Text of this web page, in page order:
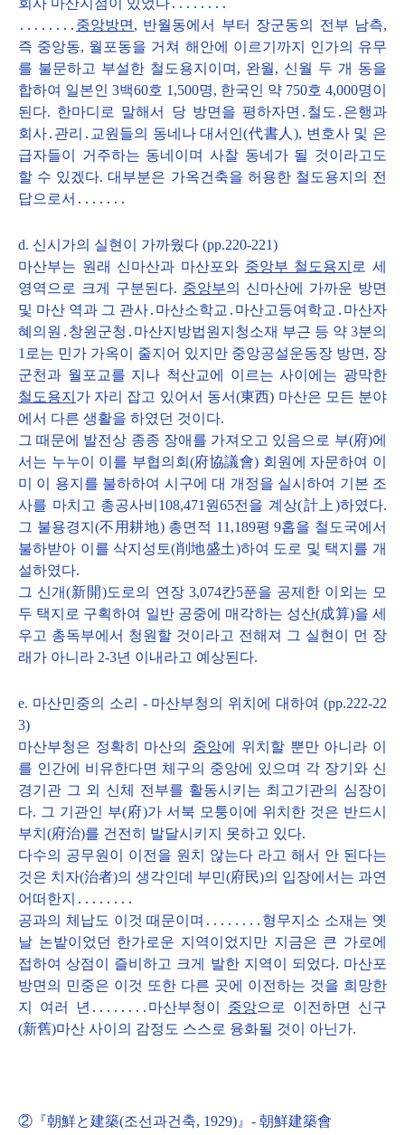
․․․․․․․․ 중앙방면 , 반월동에서 부터 장군동의 전부 남측,
즉 중앙동, 월포동을 거쳐 해안에 이르기까지 인가의 유무
를 불문하고 부설한 철도용지이며, 완월, 신월 두 개 동을
합하여 일본인 3백60호 1,500명, 한국인 약 750호 4,000명이
된다. 한마디로 말해서 당 방면을 평하자면․철도․은행과
회사․관리․교원들의 동네나 대서인(代書人), 변호사 및 은
급자들이 거주하는 동네이며 사찰 동네가 될 것이라고도
할 수 있겠다. 대부분은 가옥건축을 허용한 철도용지의 전
답으로서․․․․․․․
d. 신시가의 실현이 가까웠다 (pp.220-221)
마산부는 원래 신마산과 마산포와 중앙부 철도용지 로 세
영역으로 크게 구분된다. 중앙부의 신마산에 가까운 방면
및 마산 역과 그 관사․마산소학교․마산고등여학교․마산자
혜의원․창원군청․마산지방법원지청소재 부근 등 약 3분의
1로는 민가 가옥이 줄지어 있지만 중앙공설운동장 방면, 장
군천과 월포교를 지나 척산교에 이르는 사이에는 광막한
철도용지 가 자리 잡고 있어서 동서(東西) 마산은 모든 분야
에서 다른 생활을 하였던 것이다.
그 때문에 발전상 종종 장애를 가져오고 있음으로 부(府)에
서는 누누이 이를 부협의회(府協議會) 회원에 자문하여 이
미 이 용지를 불하하여 시구에 대 개정을 실시하여 기본 조
사를 마치고 총공사비108,471원65전을 계상(計上)하였다.
그 불용경지(不用耕地) 총면적 11,189평 9홉을 철도국에서
불하받아 이를 삭지성토(削地盛土)하여 도로 및 택지를 개
설하였다.
그 신개(新開)도로의 연장 3,074칸5푼을 공제한 이외는 모
두 택지로 구획하여 일반 공중에 매각하는 성산(成算)을 세
우고 총독부에서 청원할 것이라고 전해져 그 실현이 먼 장
래가 아니라 2-3년 이내라고 예상된다.
e. 마산민중의 소리 - 마산부청의 위치에 대하여 (pp.222-22
3)
마산부청은 정확히 마산의 중앙에 위치할 뿐만 아니라 이
를 인간에 비유한다면 체구의 중앙에 있으며 각 장기와 신
경기관 그 외 신체 전부를 활동시키는 최고기관의 심장이
다. 그 기관인 부(府)가 서북 모퉁이에 위치한 것은 반드시
부치(府治)를 건전히 발달시키지 못하고 있다.
다수의 공무원이 이전을 원치 않는다 라고 해서 안 된다는
것은 치자(治者)의 생각인데 부민(府民)의 입장에서는 과연
어떠한지․․․․․․․․
공과의 체납도 이것 때문이며․․․․․․․․형무지소 소재는 옛
날 논밭이었던 한가로운 지역이었지만 지금은 큰 가로에
접하여 상점이 즐비하고 크게 발한 지역이 되었다. 마산포
방면의 민중은 이것 또한 다른 곳에 이전하는 것을 희망한
지 여러 년․․․․․․․․마산부청이 중앙으로 이전하면 신구
(新舊)마산 사이의 감정도 스스로 융화될 것이 아닌가.
②『朝鮮と建築(조선과건축, 1929)』- 朝鮮建築會